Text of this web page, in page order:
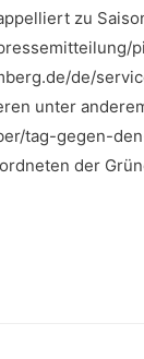
zu
de/
unter
tag-gegen-
der